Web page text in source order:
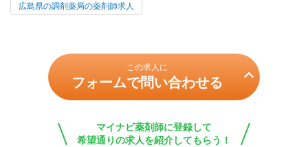
広島県の調剤薬局の薬剤師求人
この求人に
フォームで問い合わせる
マイナビ薬剤師に登録して
希望通りの求人を紹介してもらう！